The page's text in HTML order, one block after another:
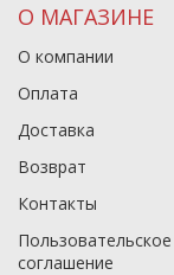
О МАГАЗИНЕ
О компании
Оплата
Доставка
Возврат
Контакты
Пользовательское
соглашение